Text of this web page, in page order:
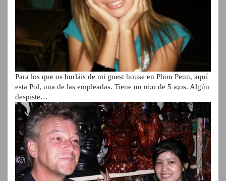
Para los que os burláis de mi guest house en Phon Penn, aquí
esta Pol, una de las empleadas. Tiene un ni;o de 5 a;os. Algún
despiste…